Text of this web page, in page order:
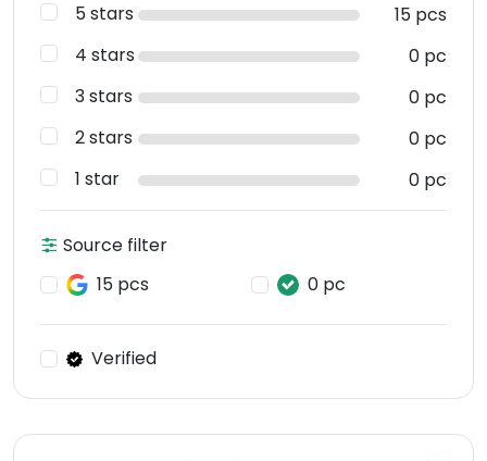
5 stars
15 pcs
4 stars
0 pc
3 stars
0 pc
2 stars
0 pc
1 star
0 pc
Source filter
15 pcs
0 pc
Verified